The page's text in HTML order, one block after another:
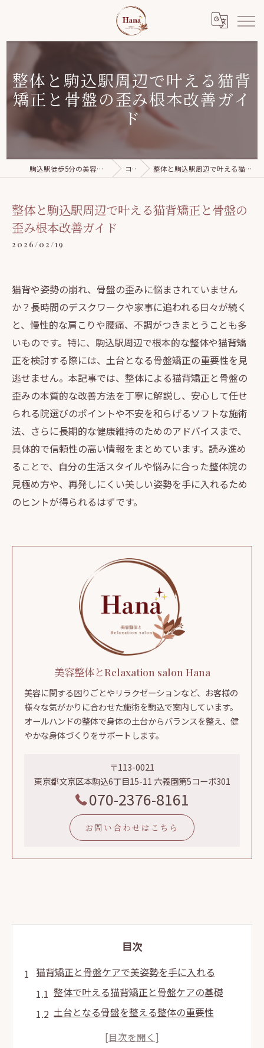
整体と駒込駅周辺で叶える猫背
矯正と骨盤の歪み根本改善ガイ
ド
駒込駅徒歩5分の美容整体｜Relaxation salon Hana コラム 整体と駒込駅周辺で叶える猫背矯正と骨盤の歪み根本改善ガイド
整体と駒込駅周辺で叶える猫背矯正と骨盤の
歪み根本改善ガイド
2026/02/19
猫背や姿勢の崩れ、骨盤の歪みに悩まされていません
か？長時間のデスクワークや家事に追われる日々が続く
と、慢性的な肩こりや腰痛、不調がつきまとうことも多
いものです。特に、駒込駅周辺で根本的な整体や猫背矯
正を検討する際には、土台となる骨盤矯正の重要性を見
逃せません。本記事では、整体による猫背矯正と骨盤の
歪みの本質的な改善方法を丁寧に解説し、安心して任せ
られる院選びのポイントや不安を和らげるソフトな施術
法、さらに長期的な健康維持のためのアドバイスまで、
具体的で信頼性の高い情報をまとめています。読み進め
ることで、自分の生活スタイルや悩みに合った整体院の
見極め方や、再発しにくい美しい姿勢を手に入れるため
のヒントが得られるはずです。
美容整体とRelaxation salon Hana
美容に関する困りごとやリラクゼーションなど、お客様の
様々な気がかりに合わせた施術を駒込で案内しています。
オールハンドの整体で身体の土台からバランスを整え、健
やかな身体づくりをサポートします。
〒113-0021
東京都文京区本駒込6丁目15-11 六義園第5コーポ301
070-2376-8161
お問い合わせはこちら
目次
猫背矯正と骨盤ケアで美姿勢を手に入れる
整体で叶える猫背矯正と骨盤ケアの基礎
土台となる骨盤を整える整体の重要性
整体が導く美姿勢と慢性的な肩こり改善